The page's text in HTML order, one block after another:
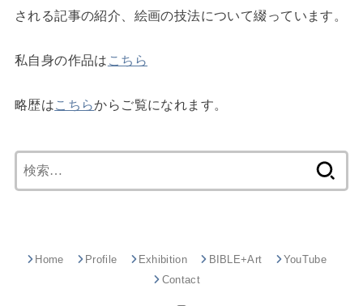
される記事の紹介、絵画の技法について綴っています。
私自身の作品は こちら
略歴はこちらからご覧になれます。
索:
Home Profile Exhibition BIBLE+Art
YouTube
Contact